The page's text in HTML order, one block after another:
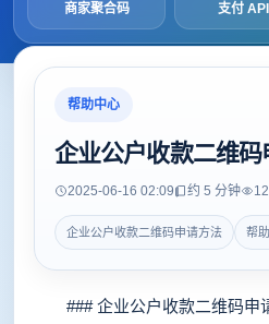
商家聚合码 支付 API
帮助中心
企业公户收款二维码
2025-06-16 02:09 约 5 分钟
企业公户收款二维码申请方法 帮
### 企业公户收款二维码申